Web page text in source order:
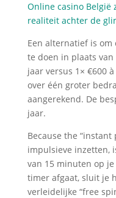
Online casino België
realiteit achter de
Een alternatief is
te doen in plaats van
jaar versus 1× €600
over één groter
aangerekend. De
jaar.
Because the
impulsieve inzetten,
van 15 minuten op
timer afgaat, sluit je
verleidelijke “free